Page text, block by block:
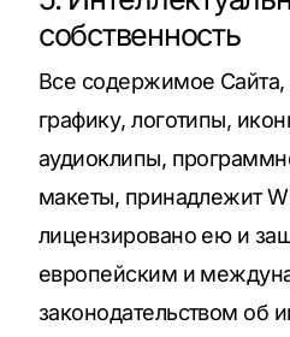
собственность
Все содержимое Сайта,
графику, логотипы,
аудиоклипы,
макеты, принадлежит
лицензировано ею и
европейским и
законодательством об